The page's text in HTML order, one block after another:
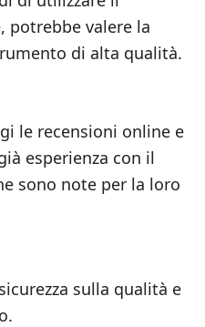
potrebbe valere la
di alta qualità.
le recensioni online e
esperienza con il
sono note per la loro
sulla qualità e